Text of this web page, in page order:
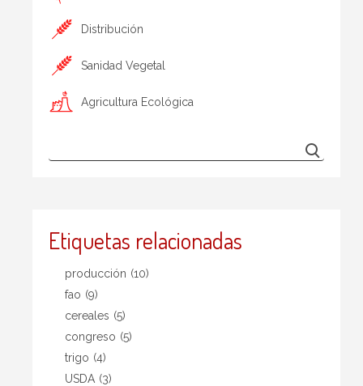
Distribución
Sanidad Vegetal
Agricultura Ecológica
Etiquetas relacionadas
producción (10)
fao (9)
cereales (5)
congreso (5)
trigo (4)
USDA (3)